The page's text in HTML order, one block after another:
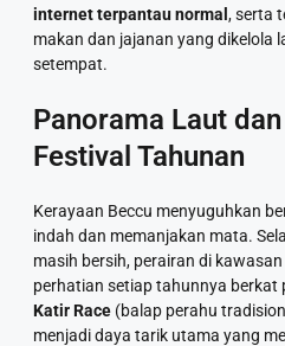
internet terpantau normal , serta
makan dan jajanan yang dikelola
setempat.
Panorama Laut
Festival Tahunan
Kerayaan Beccu menyuguhkan
indah dan memanjakan mata.
masih bersih, perairan di
perhatian setiap tahunnya berkat
Katir Race (balap perahu
menjadi daya tarik utama yang